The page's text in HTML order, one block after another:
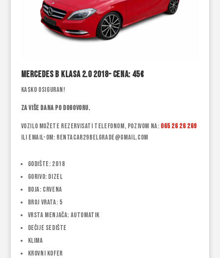
Mercedes B klasa 2.0 2018– Cena: 45€
Kasko osiguran!
Za više dana po dogovoru.
Vozilo možete rezervisati telefonom, pozivom na: 065 26 26 269
ili email-om: rentacar29belgrade@gmail.com
Godište: 2018
Gorivo: Dizel
Boja: Crvena
Broj vrata: 5
Vrsta menjača: Automatik
Dečije sedište
Klima
Krovni kofer